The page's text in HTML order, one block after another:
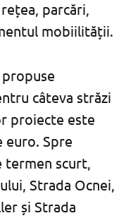
parcări,
mobiilității.
câteva străzi
proiecte este
euro. Spre
termen scurt,
Strada Ocnei,
și Strada